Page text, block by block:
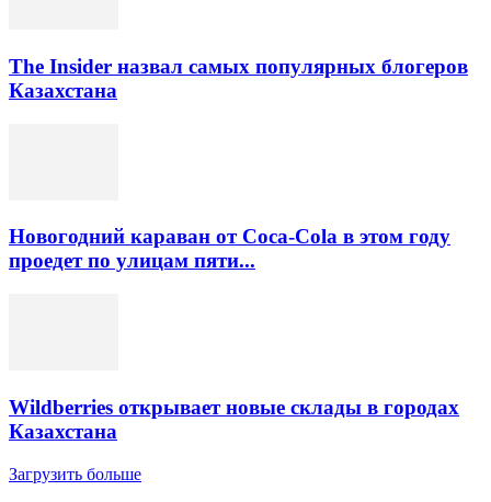
The Insider назвал самых популярных блогеров
Казахстана
Новогодний караван от Coca-Cola в этом году
проедет по улицам пяти...
Wildberries открывает новые склады в городах
Казахстана
Загрузить больше